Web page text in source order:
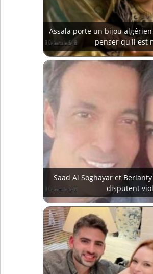
Assala porte un bijou
penser qu'il est
Saad Al Soghayar et
disputent